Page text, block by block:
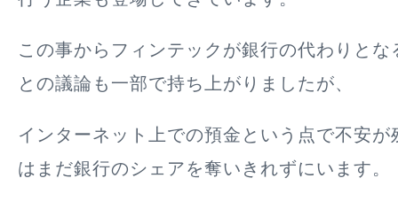
この事からフィンテックが銀行の代わりと
との議論も一部で持ち上がりましたが、
インターネット上での預金という点で不安
はまだ銀行のシェアを奪いきれずにいます。